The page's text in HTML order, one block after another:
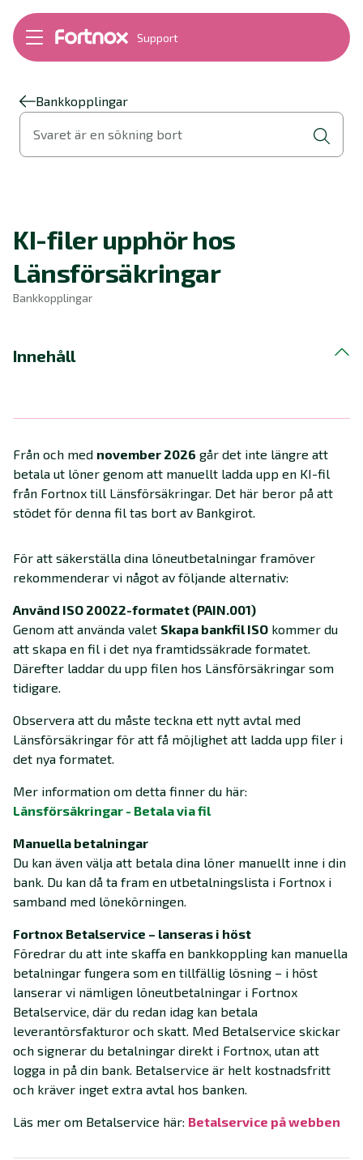
Support
Bokföring
Fakturering
Byt till Fortnox
Felsökning
Support Play
Ordlista
Bankkopplingar
Svaret är en sökning bort
KI-filer upphör hos
Länsförsäkringar
Bankkopplingar
Innehåll
Från och med november 2026 går det inte längre att
betala ut löner genom att manuellt ladda upp en KI-fil
från Fortnox till Länsförsäkringar. Det här beror på att
stödet för denna fil tas bort av Bankgirot.
För att säkerställa dina löneutbetalningar framöver
rekommenderar vi något av följande alternativ:
Använd ISO 20022-formatet (PAIN.001)
Genom att använda valet Skapa bankfil ISO kommer du
att skapa en fil i det nya framtidssäkrade formatet.
Därefter laddar du upp filen hos Länsförsäkringar som
tidigare.
Observera att du måste teckna ett nytt avtal med
Länsförsäkringar för att få möjlighet att ladda upp filer i
det nya formatet.
Mer information om detta finner du här:
Länsförsäkringar - Betala via fil
Manuella betalningar
Du kan även välja att betala dina löner manuellt inne i din
bank. Du kan då ta fram en utbetalningslista i Fortnox i
samband med lönekörningen.
Fortnox Betalservice – lanseras i höst
Föredrar du att inte skaffa en bankkoppling kan manuella
betalningar fungera som en tillfällig lösning – i höst
lanserar vi nämligen löneutbetalningar i Fortnox
Betalservice, där du redan idag kan betala
leverantörsfakturor och skatt. Med Betalservice skickar
och signerar du betalningar direkt i Fortnox, utan att
logga in på din bank. Betalservice är helt kostnadsfritt
och kräver inget extra avtal hos banken.
Läs mer om Betalservice här: Betalservice på webben